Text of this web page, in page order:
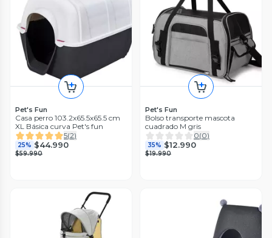
Pet's Fun
Casa perro 103.2x65.5x65.5 cm
XL Básica curva Pet's fun
5(2)
25% $44.990
$59.990
Pet's Fun
Bolso transporte mascota
cuadrado M gris
0(0)
35% $12.990
$19.990